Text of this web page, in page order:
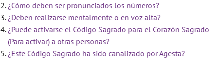
¿Cómo deben ser pronunciados los números?
¿Deben realizarse mentalmente o en voz alta?
¿Puede activarse el Código Sagrado para el Corazón Sagrado
(Para activar) a otras personas?
¿Este Código Sagrado ha sido canalizado por Agesta?